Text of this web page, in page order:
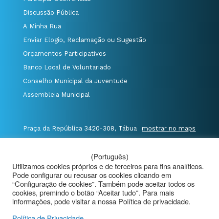
Discussão Pública
A Minha Rua
Enviar Elogio, Reclamação ou Sugestão
Orçamentos Participativos
Banco Local de Voluntariado
Conselho Municipal da Juventude
Assembleia Municipal
Praça da República 3420-308, Tábua mostrar no maps
E. geral@cm-tabua.pt
@Município de Tábua | Mapa do Portal
|
Politica de Privacidade
|
Aviso de Privacidade - Videovigilância
(Português)
Utilizamos cookies próprios e de terceiros para fins analíticos.
Pode configurar ou recusar os cookies clicando em
“Configuração de cookies”. Também pode aceitar todos os
cookies, premindo o botão “Aceitar tudo”. Para mais
informações, pode visitar a nossa Política de privacidade.